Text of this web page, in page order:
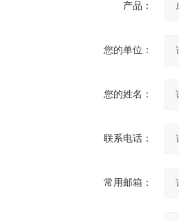
产品：
您的单位：
您的姓名：
联系电话：
常用邮箱：